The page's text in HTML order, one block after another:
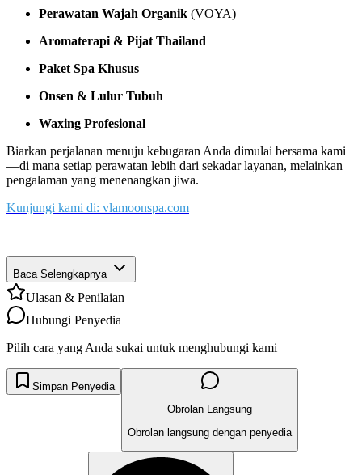
Perawatan Wajah Organik (VOYA)
Aromaterapi & Pijat Thailand
Paket Spa Khusus
Onsen & Lulur Tubuh
Waxing Profesional
Biarkan perjalanan menuju kebugaran Anda dimulai bersama kami
—di mana setiap perawatan lebih dari sekadar layanan, melainkan
pengalaman yang menenangkan jiwa.
Kunjungi kami di: vlamoonspa.com
Baca Selengkapnya
Ulasan & Penilaian
Hubungi Penyedia
Pilih cara yang Anda sukai untuk menghubungi kami
Simpan Penyedia
Obrolan Langsung
Obrolan langsung dengan penyedia